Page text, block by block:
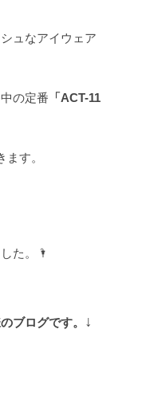
ュなアイウェア
の定番 「ACT-11
す。
た。🌂
ブログです。 ↓